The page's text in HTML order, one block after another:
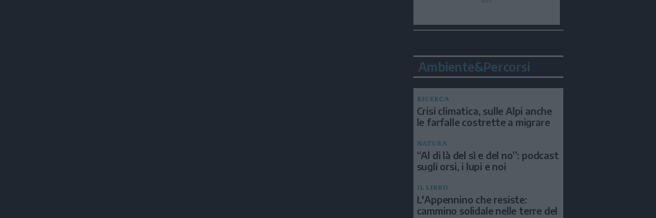
Ambiente&Percorsi
RICERCA
Crisi climatica, sulle Alpi anche
le farfalle costrette a migrare
NATURA
“Al di là del sì e del no”: podcast
sugli orsi, i lupi e noi
IL LIBRO
L'Appennino che resiste:
cammino solidale nelle terre del